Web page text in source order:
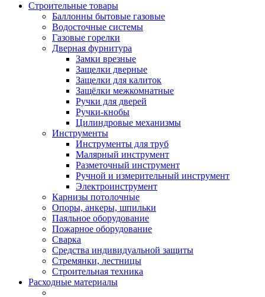
Строительные товары
Баллонны бытовые газовые
Водосточные системы
Газовые горелки
Дверная фурнитура
Замки врезные
Защелки дверные
Защелки для калиток
Защёлки межкомнатные
Ручки для дверей
Ручки-кнобы
Цилиндровые механизмы
Инструменты
Инструменты для труб
Малярный инструмент
Разметочный инструмент
Ручной и измерительный инструмент
Электроинструмент
Карнизы потолочные
Опоры, анкеры, шпильки
Паяльное оборудование
Пожарное оборудование
Сварка
Средства индивидуальной защиты
Стремянки, лестницы
Строительная техника
Расходные материалы